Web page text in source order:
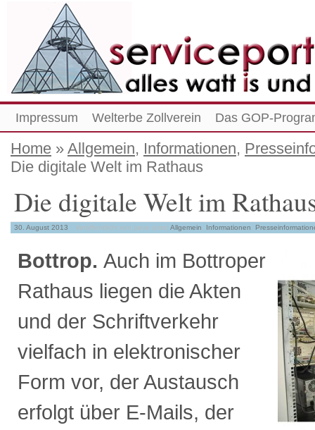
Impressum Welterbe Zollverein Das GOP-
Home » Allgemein, Informationen,
Die digitale Welt im Rathaus
Die digitale Welt im
30. August 2013 Veröffentlicht von peve unterAllgemein Informationen
Bottrop. Auch im Bottroper
Rathaus liegen die Akten
und der Schriftverkehr
vielfach in elektronischer
Form vor, der Austausch
erfolgt über E-Mails, der